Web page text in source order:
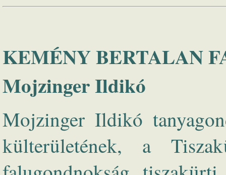
KEMÉNY BERTALAN
Mojzinger Ildikó
Mojzinger Ildikó
külterületének, a